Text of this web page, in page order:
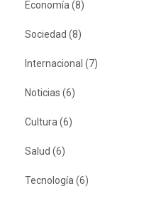
Economía (8)
Sociedad (8)
Internacional (7)
Noticias (6)
Cultura (6)
Salud (6)
Tecnología (6)